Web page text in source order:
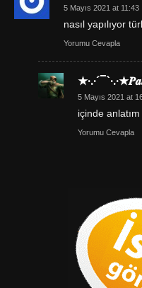
5 Mayıs 2021 at 11:43
nasıl yapılıyor
Yorumu Cevapla
5 Mayıs 2021 at
içinde
Yorumu Cevapla